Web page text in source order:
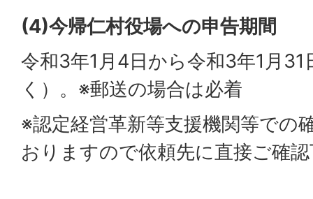
(4)今帰仁村役場への申告期間
令和3年1月4日から令和3年1月31
く）。※郵送の場合は必着
※認定経営革新等支援機関等での
おりますので依頼先に直接ご確